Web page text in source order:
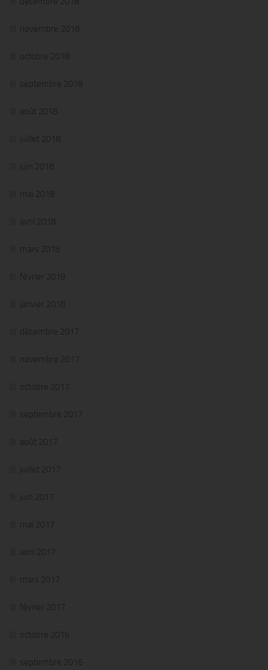
novembre 2018
octobre 2018
septembre 2018
août 2018
juillet 2018
juin 2018
mai 2018
avril 2018
mars 2018
février 2018
janvier 2018
décembre 2017
novembre 2017
octobre 2017
septembre 2017
août 2017
juillet 2017
juin 2017
mai 2017
avril 2017
mars 2017
février 2017
octobre 2016
septembre 2016